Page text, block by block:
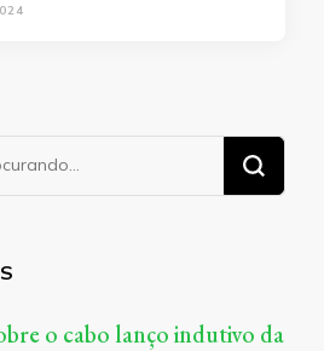
o cabo lanço indutivo da